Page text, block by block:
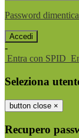
Password
-
Entra con SPID
Seleziona
button close ×
Recupero